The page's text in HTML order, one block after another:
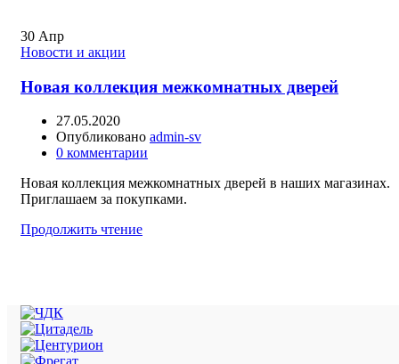
30 Апр
Новости и акции
Новая коллекция межкомнатных дверей
27.05.2020
Опубликовано admin-sv
0 комментарии
Новая коллекция межкомнатных дверей в наших магазинах.
Приглашаем за покупками.
Продолжить чтение